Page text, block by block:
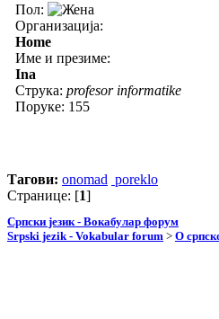
Пол:
Организација:
Home
Име и презиме:
Ina
Струка: profesor informatike
Поруке: 155
Тагови: onomad poreklo
Странице: [1]
Српски језик - Вокабулар форум
Srpski jezik - Vokabular forum > О